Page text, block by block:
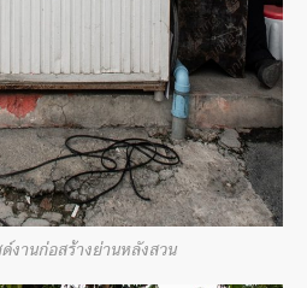
งานก่อสร้างย่านหลังสวน